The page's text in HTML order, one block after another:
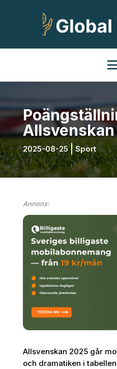
2025-08-25 Sport
Annons:
Allsvenskan 2025 går
och dramatiken i